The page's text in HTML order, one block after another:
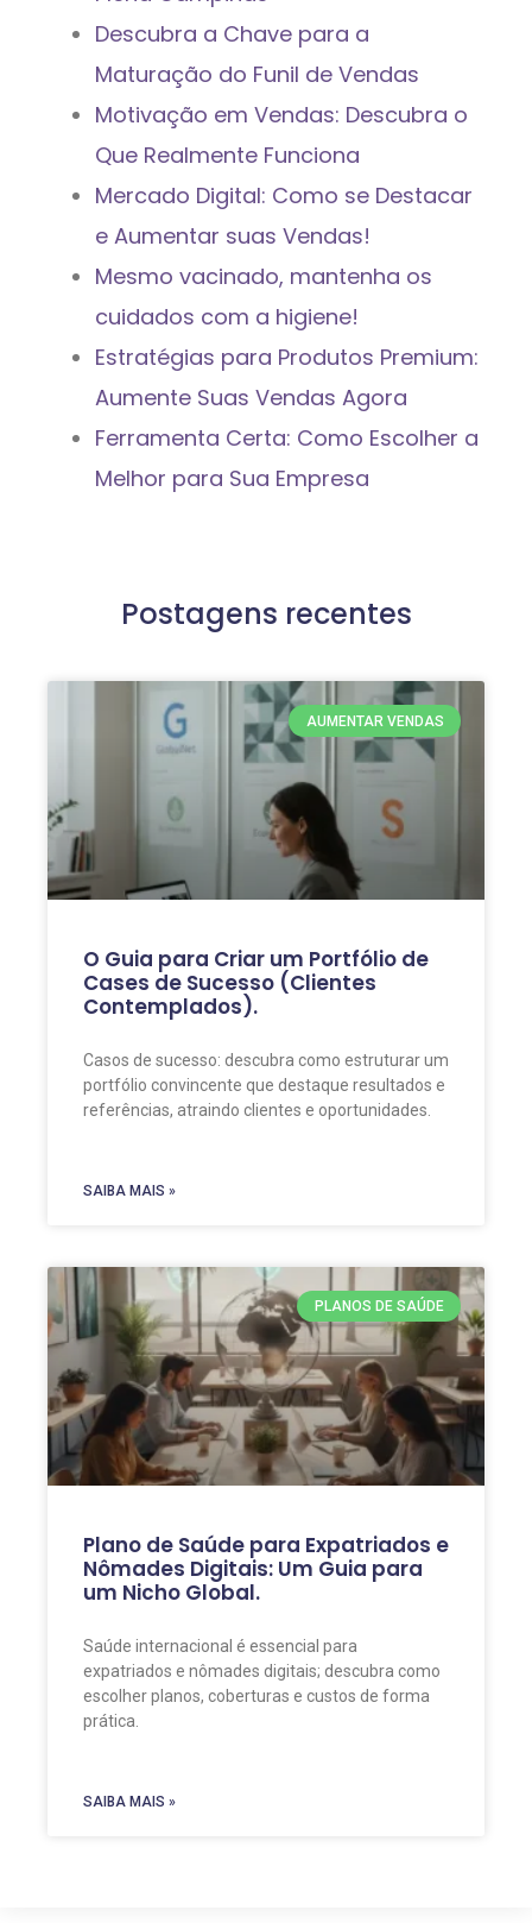
Descubra a Chave para a
Maturação do Funil de Vendas
Motivação em Vendas: Descubra o
Que Realmente Funciona
Mercado Digital: Como se Destacar
e Aumentar suas Vendas!
Mesmo vacinado, mantenha os
cuidados com a higiene!
Estratégias para Produtos Premium:
Aumente Suas Vendas Agora
Ferramenta Certa: Como Escolher a
Melhor para Sua Empresa
Postagens recentes
AUMENTAR VENDAS
O Guia para Criar um Portfólio de
Cases de Sucesso (Clientes
Contemplados).
Casos de sucesso: descubra como estruturar um
portfólio convincente que destaque resultados e
referências, atraindo clientes e oportunidades.
SAIBA MAIS »
PLANOS DE SAÚDE
Plano de Saúde para Expatriados e
Nômades Digitais: Um Guia para
um Nicho Global.
Saúde internacional é essencial para
expatriados e nômades digitais; descubra como
escolher planos, coberturas e custos de forma
prática.
SAIBA MAIS »